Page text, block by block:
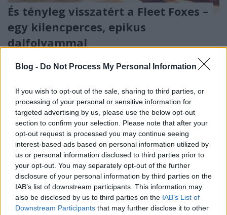
Blog - Do Not Process My Personal Information
If you wish to opt-out of the sale, sharing to third parties, or
processing of your personal or sensitive information for
targeted advertising by us, please use the below opt-out
section to confirm your selection. Please note that after your
opt-out request is processed you may continue seeing
interest-based ads based on personal information utilized by
us or personal information disclosed to third parties prior to
your opt-out. You may separately opt-out of the further
disclosure of your personal information by third parties on the
IAB’s list of downstream participants. This information may
also be disclosed by us to third parties on the IAB’s List of
Downstream Participants that may further disclose it to other
És tényleg visszatért a Fleet Foxes –
egy kilencperces, epikus
dalfolyammal
koncertdátumok, a készülő dalokat ért hatások
playlistje apropóján megírtuk, a Fleet Foxes-
visszatérés egészen közel került, annyira, hogy majd
hat év után most megjelent a nyáron érkező
harmadik LP-t beharangozó első dal, a
kilencperces Third Of May /…